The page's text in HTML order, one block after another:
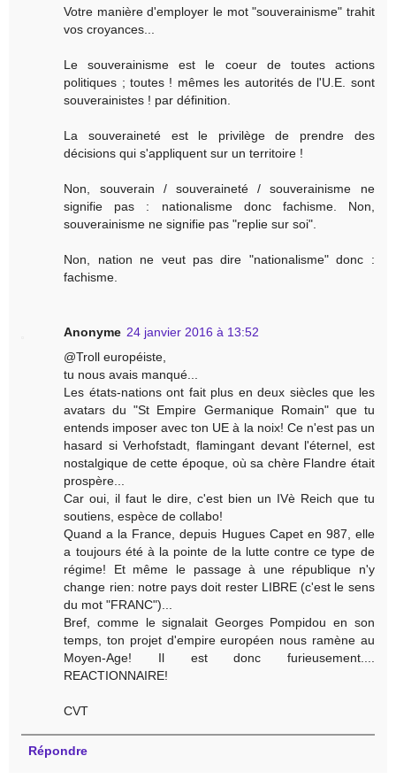
Votre manière d'employer le mot "souverainisme" trahit
vos croyances...
Le souverainisme est le coeur de toutes actions
politiques ; toutes ! mêmes les autorités de l'U.E. sont
souverainistes ! par définition.
La souveraineté est le privilège de prendre des
décisions qui s'appliquent sur un territoire !
Non, souverain / souveraineté / souverainisme ne
signifie pas : nationalisme donc fachisme. Non,
souverainisme ne signifie pas "replie sur soi".
Non, nation ne veut pas dire "nationalisme" donc :
fachisme.
Anonyme 24 janvier 2016 à 13:52
@Troll européiste,
tu nous avais manqué...
Les états-nations ont fait plus en deux siècles que les
avatars du "St Empire Germanique Romain" que tu
entends imposer avec ton UE à la noix! Ce n'est pas un
hasard si Verhofstadt, flamingant devant l'éternel, est
nostalgique de cette époque, où sa chère Flandre était
prospère...
Car oui, il faut le dire, c'est bien un IVè Reich que tu
soutiens, espèce de collabo!
Quand a la France, depuis Hugues Capet en 987, elle
a toujours été à la pointe de la lutte contre ce type de
régime! Et même le passage à une république n'y
change rien: notre pays doit rester LIBRE (c'est le sens
du mot "FRANC")...
Bref, comme le signalait Georges Pompidou en son
temps, ton projet d'empire européen nous ramène au
Moyen-Age! Il est donc furieusement....
REACTIONNAIRE!
CVT
Répondre